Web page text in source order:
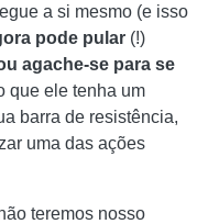
a si mesmo (e isso
pode pular (!)
agache-se para se
que ele tenha um
barra de resistência,
uma das ações
teremos nosso